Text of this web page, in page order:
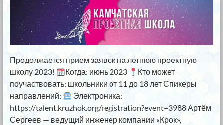
Продолжается прием заявок на летнюю проектную
школу 2023!
Когда: июнь 2023
Кто может
поучаствовать: школьники от 11 до 18 лет Спикеры
направлений:
Электроника:
https://talent.kruzhok.org/registration?event=3988 Артём
Сергеев — ведущий инженер компании «Крок»,